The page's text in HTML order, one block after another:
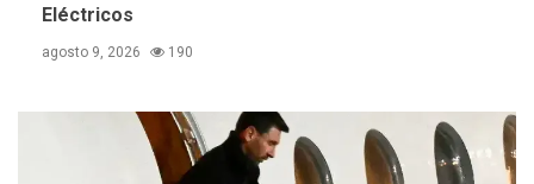
Eléctricos
agosto 9, 2026 190